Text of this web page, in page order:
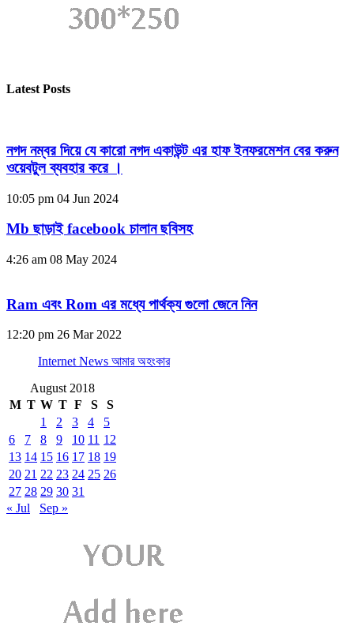
Latest Posts
নগদ নম্বর দিয়ে যে কারো নগদ একাউন্ট এর হাফ ইনফরমেশন বের করুন
ওয়েবটুল ব্যবহার করে ।
10:05 pm 04 Jun 2024
Mb ছাড়াই facebook চালান ছবিসহ
4:26 am 08 May 2024
Ram এবং Rom এর মধ্যে পার্থক্য গুলো জেনে নিন
12:20 pm 26 Mar 2022
Internet News আমার অহংকার
August 2018
M T W T F S
S
1
2 3 4
5
6
7 8 9 10 11 12
13 14 15 16 17 18 19
20 21 22 23 24 25 26
27 28 29 30 31
« Jul
Sep »